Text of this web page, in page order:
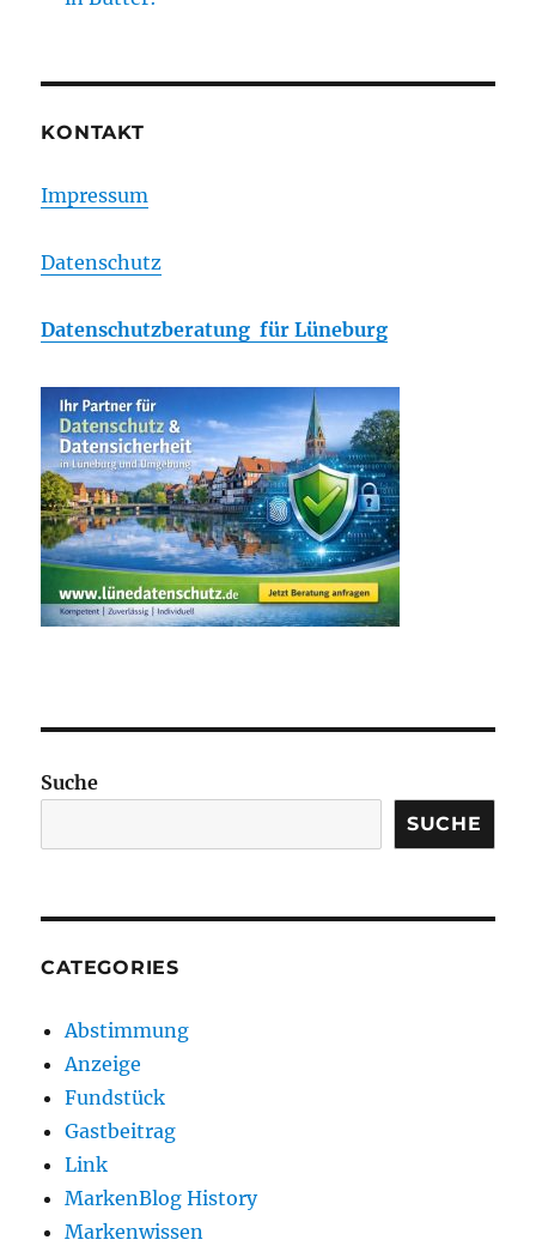
KONTAKT
Impressum
Datenschutz
Datenschutzberatung für Lüneburg
Suche
SUCHE
CATEGORIES
Abstimmung
Anzeige
Fundstück
Gastbeitrag
Link
MarkenBlog History
Markenwissen